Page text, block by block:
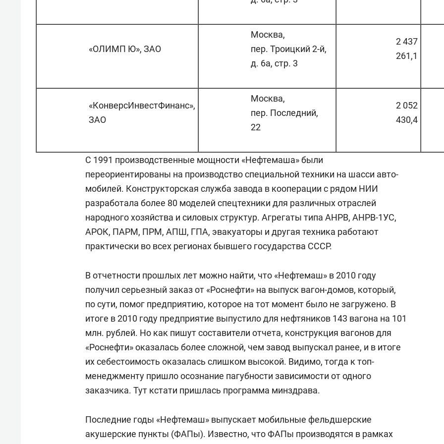
«ОЛИМП Ю», ЗАО
Москва,
пер. Троицкий 2-й,
д. 6а, стр. 3
2 437
261,1
«КонверсИнвестФинанс»,
ЗАО
Москва,
пер. Последний,
22
2 052
430,4
С 1991 производственные мощности «Нефтемаша» были
переориентированы на производство специальной техники на шасси ав­то­
мо­би­лей. Конструкторская служба завода в кооперации с рядом НИИ
разработала более 80 моделей спецтехники для раз­лич­ных отраслей
народного хозяйства и силовых структур. Агрегаты типа АНРВ, АНРВ-1УС,
АРОК, ПАРМ, ПРМ, АПШ, ГПА, эва­ку­а­то­ры и другая техника работают
практически во всех регионах бывшего государства СССР.
В отчетности прошлых лет можно найти, что «Нефтемаш» в 2010 году
получил серьезный заказ от «Роснефти» на выпуск вагон-домов, который,
по сути, помог предприятию, которое на тот момент было не загружено. В
итоге в 2010 году предприятие выпустило для нефтяников 143 вагона на 101
млн. рублей. Но как пишут составители отчета, конструкция вагонов для
«Роснефти» оказалась более сложной, чем завод выпускал ранее, и в итоге
их себестоимость оказалась слишком высокой. Видимо, тогда к топ-
менеджменту пришло осознание пагубности зависимости от одного
заказчика. Тут кстати пришлась программа минздрава.
Последние годы «Нефтемаш» выпускает мобильные фельдшерские
акушерские пункты (ФАПы). Известно, что ФАПы производятся в рамках